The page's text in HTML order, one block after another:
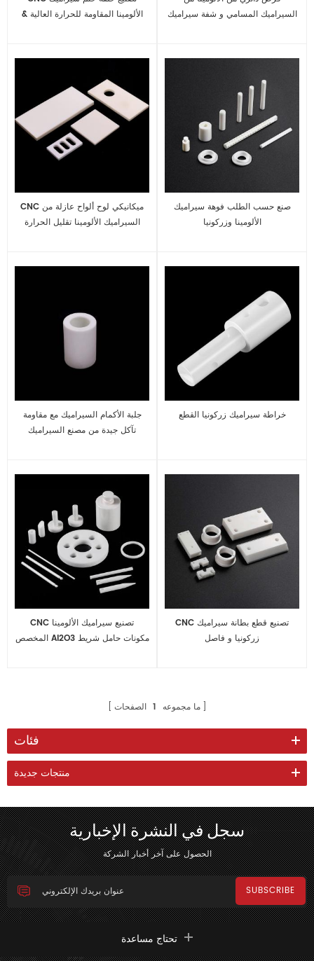
الألومينا المقاومة للحرارة العالية &
السيراميك المسامي و شفة سيراميك
CNC ميكانيكي لوح ألواح عازلة من
السيراميك الألومينا تقليل الحرارة
صنع حسب الطلب فوهة سيراميك
الألومينا وزركونيا
جلبة الأكمام السيراميك مع مقاومة
تآكل جيدة من مصنع السيراميك
خراطة سيراميك زركونيا القطع
CNC تصنيع سيراميك الألومينا
المخصص AI2O3 مكونات حامل شريط
CNC تصنيع قطع بطانة سيراميك
زركونيا و فاصل
ما مجموعه 1 الصفحات
فئات
منتجات جديدة
سجل في النشرة الإخبارية
الحصول على آخر أخبار الشركة
تحتاج مساعدة